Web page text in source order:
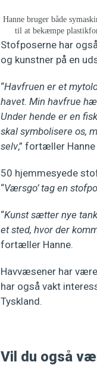
Hanne bruger både
til at bekæmpe
Stofposerne har
og kunstner på en
“Havfruen er et
havet. Min havfrue
Under hende er en
skal symbolisere os,
selv,” fortæller
50 hjemmesyede
“Værsgo’ tag en
“Kunst sætter nye
et sted, hvor der
fortæller Hanne.
Havvæsener har
har også vakt
Tyskland.
Vil du også